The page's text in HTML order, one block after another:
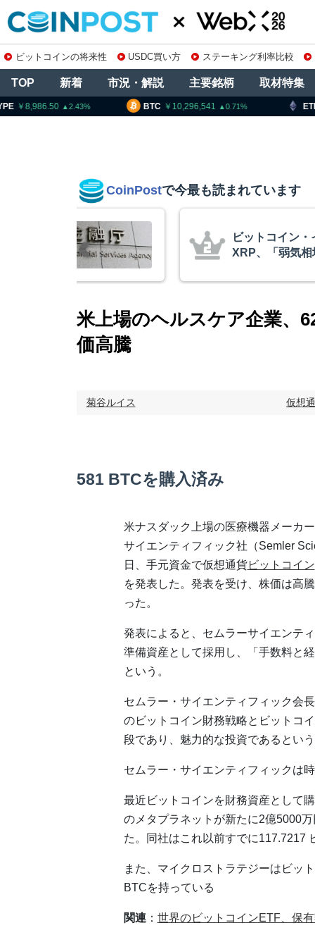
ビットコインの将来性 USDC買い方 ステーキング利率比較
TOP 新着 市況・解説 主要銘柄 取材特集
BTC 10,296,541 0.71 ETH
8,986.50 2.43
CoinPostで今最も読まれています
ビットコイン
XRP、「弱気
米上場のヘルスケア企業、
価高騰
菊谷ルイス 仮想
581 BTCを購入済み
米ナスダック上場の医療機器メーカ
サイエンティフィック社（Semler
日、手元資金で仮想通貨ビットコイン
を発表した。発表を受け、株価は高
った。
発表によると、セムラーサイエンテ
準備資産として採用し、「手数料と
という。
セムラー・サイエンティフィック会
のビットコイン財務戦略とビットコ
段であり、魅力的な投資であるとい
セムラー・サイエンティフィックは
最近ビットコインを財務資産として
のメタプラネットが新たに2億5000
た。同社はこれ以前すでに117.7217
また、マイクロストラテジーはビッ
BTCを持っている
関連： 世界のビットコインETF、保